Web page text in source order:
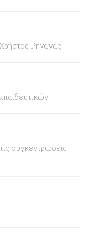
Ρηγανάς
συγκεντρώσεις